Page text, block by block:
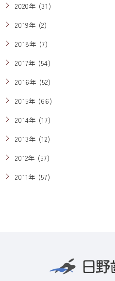
2020年 (31)
2019年 (2)
2018年 (7)
2017年 (54)
2016年 (52)
2015年 (66)
2014年 (17)
2013年 (12)
2012年 (57)
2011年 (57)